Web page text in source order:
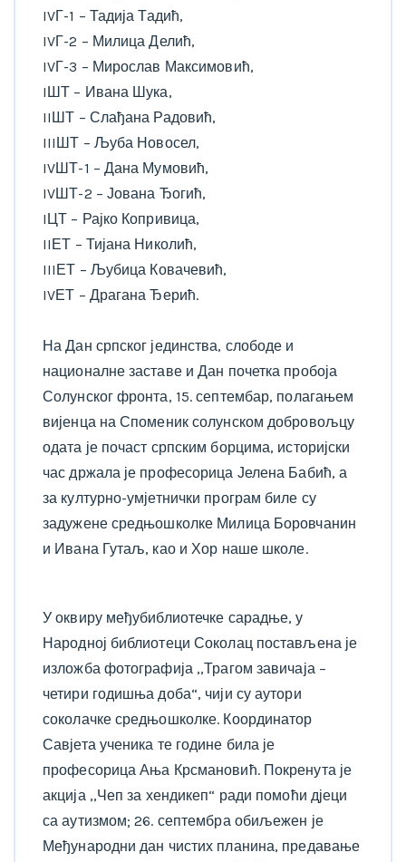
IVГ-1 – Тадија Тадић,
IVГ-2 – Милица Делић,
IVГ-3 – Мирослав Максимовић,
IШТ – Ивана Шука,
IIШТ – Слађана Радовић,
IIIШТ – Љуба Новосел,
IVШТ-1 – Дана Мумовић,
IVШТ-2 – Јована Ђогић,
IЦТ – Рајко Копривица,
IIЕТ – Тијана Николић,
IIIЕТ – Љубица Ковачевић,
IVЕТ – Драгана Ђерић.
На Дан српског јединства, слободе и
националне заставе и Дан почетка пробоја
Солунског фронта, 15. септембар, полагањем
вијенца на Споменик солунском добровољцу
одата је почаст српским борцима, историјски
час држала је професорица Јелена Бабић, а
за културно-умјетнички програм биле су
задужене средњошколке Милица Боровчанин
и Ивана Гутаљ, као и Хор наше школе.
У оквиру међубиблиотечке сарадње, у
Народној библиотеци Соколац постављена је
изложба фотографија ,,Трагом завичаја –
четири годишња доба“, чији су аутори
соколачке средњошколке. Координатор
Савјета ученика те године била је
професорица Ања Крсмановић. Покренута је
акција ,,Чеп за хендикеп“ ради помоћи дјеци
са аутизмом; 26. септембра обиљежен је
Међународни дан чистих планина, предавање